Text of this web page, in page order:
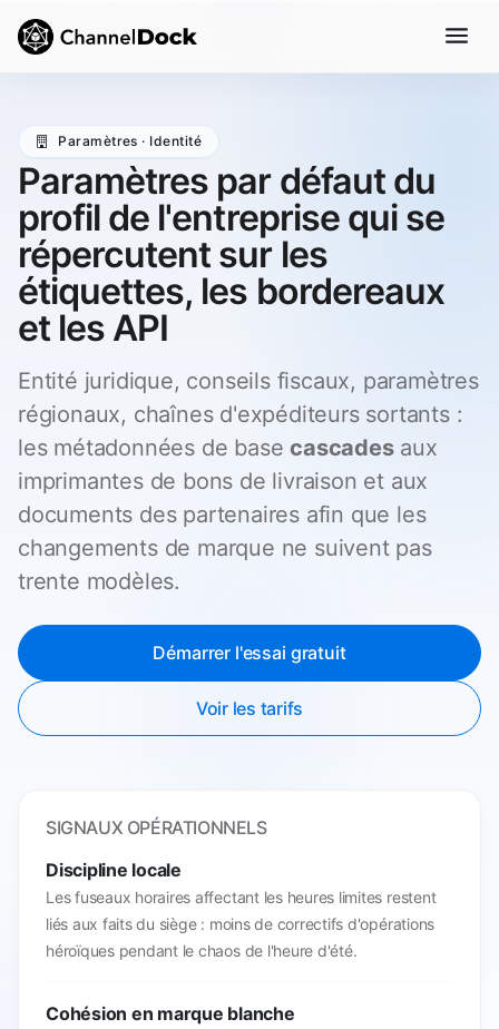
Paramètres · Identité
Paramètres par défaut du
profil de l'entreprise qui se
répercutent sur les
étiquettes, les bordereaux
et les API
Entité juridique, conseils fiscaux, paramètres
régionaux, chaînes d'expéditeurs sortants :
les métadonnées de basecascadesaux
imprimantes de bons de livraison et aux
documents des partenaires afin que les
changements de marque ne suivent pas
trente modèles.
Démarrer l'essai gratuit
Voir les tarifs
SIGNAUX OPÉRATIONNELS
Discipline locale
Les fuseaux horaires affectant les heures limites restent
liés aux faits du siège : moins de correctifs d'opérations
héroïques pendant le chaos de l'heure d'été.
Cohésion en marque blanche